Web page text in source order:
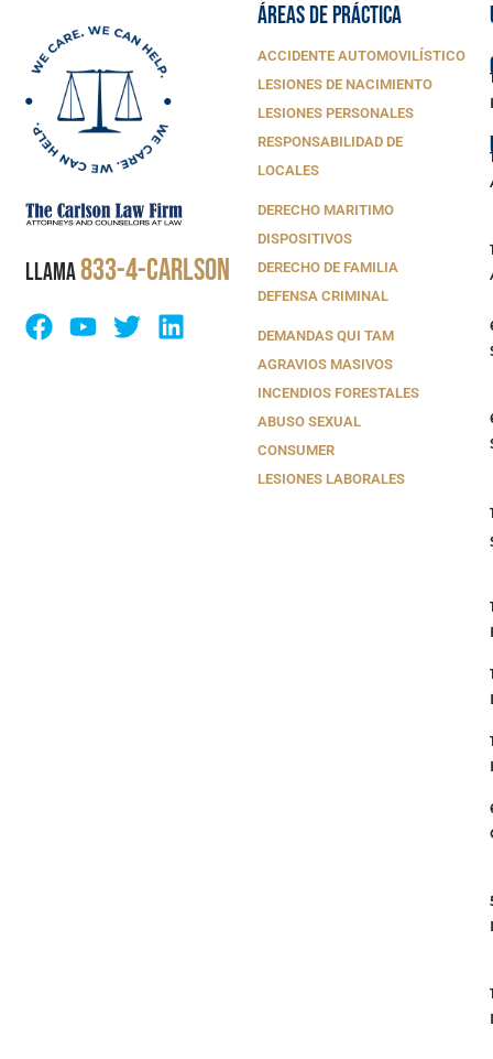
LLAMA833-4-CARLSON
ÁREAS DE PRÁCTICA
ACCIDENTE AUTOMOVILÍSTICO
LESIONES DE NACIMIENTO
LESIONES PERSONALES
RESPONSABILIDAD DE
LOCALES
DERECHO MARITIMO
DISPOSITIVOS
DERECHO DE FAMILIA
DEFENSA CRIMINAL
DEMANDAS QUI TAM
AGRAVIOS MASIVOS
INCENDIOS FORESTALES
ABUSO SEXUAL
CONSUMER
LESIONES LABORALES